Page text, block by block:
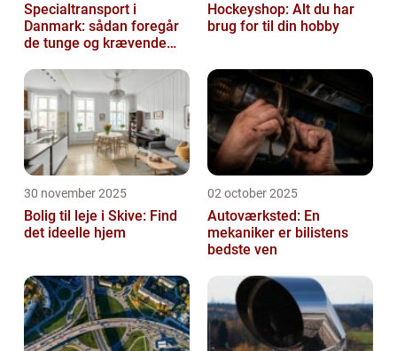
Specialtransport i
Danmark: sådan foregår
de tunge og krævende
Hockeyshop: Alt du har
brug for til din hobby
30 november 2025
Bolig til leje i Skive: Find
det ideelle hjem
02 october 2025
Autoværksted: En
mekaniker er bilistens
bedste ven